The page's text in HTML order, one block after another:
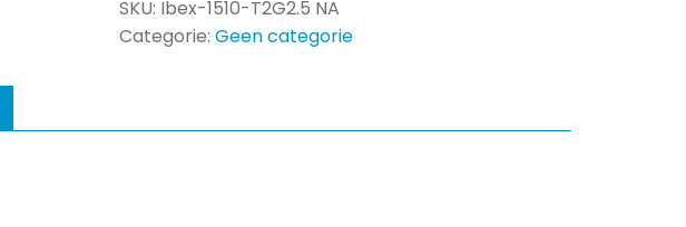
SKU: Ibex-1510-T2G2.5 NA
Categorie:Geen categorie